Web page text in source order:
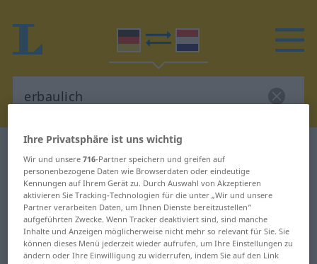
Deutsch-Niederländisch Wörterbuch
Deutsch-Niederländisch
Übersetzung für "erbaulich"
"erbaulich" Niederländisch
Ihre Privatsphäre ist uns wichtig
Wir und unsere716-Partner speichern und greifen auf
personenbezogene Daten wie Browserdaten oder eindeutige
Kennungen auf Ihrem Gerät zu. Durch Auswahl von Akzeptieren
aktivieren Sie Tracking-Technologien für die unter „Wir und unsere
Partner verarbeiten Daten, um Ihnen Dienste bereitzustellen“
aufgeführten Zwecke. Wenn Tracker deaktiviert sind, sind manche
Inhalte und Anzeigen möglicherweise nicht mehr so relevant für Sie. Sie
können dieses Menü jederzeit wieder aufrufen, um Ihre Einstellungen zu
ändern oder Ihre Einwilligung zu widerrufen, indem Sie auf den Link